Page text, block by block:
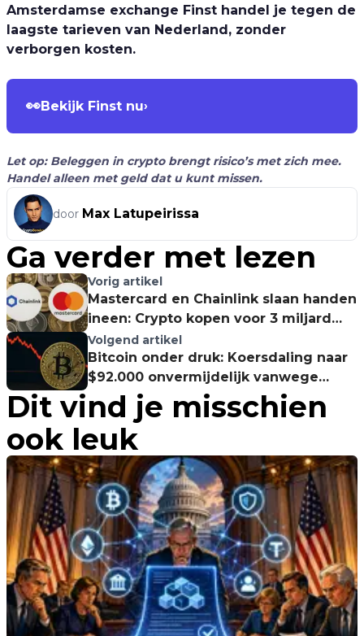
Amsterdamse exchange Finst handel je tegen de
laagste tarieven van Nederland, zonder
verborgen kosten.
👀Bekijk Finst nu›
Let op: Beleggen in crypto brengt risico’s met zich mee.
Handel alleen met geld dat u kunt missen.
door Max Latupeirissa
Ga verder met lezen
Vorig artikel
Mastercard en Chainlink slaan handen
ineen: Crypto kopen voor 3 miljard
kaarthouders
Volgend artikel
Bitcoin onder druk: Koersdaling naar
$92.000 onvermijdelijk vanwege
CME-gap?
Dit vind je misschien
ook leuk